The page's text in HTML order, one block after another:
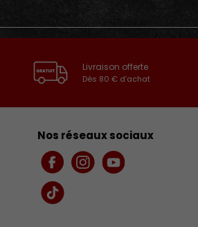
Livraison offerte
Dès 80 € d’achat
Nos réseaux sociaux
FacebookInstagramYouTube
TikTok